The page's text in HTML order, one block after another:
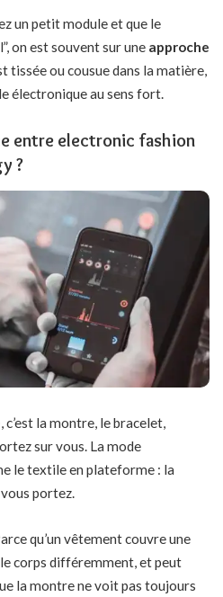
un petit module et que le
on est souvent sur une approche
tissée ou cousue dans la matière,
électronique au sens fort.
entre electronic fashion
?
, c’est la montre, le bracelet,
sur vous. La mode
le textile en plateforme : la
portez.
qu’un vêtement couvre une
corps différemment, et peut
la montre ne voit pas toujours